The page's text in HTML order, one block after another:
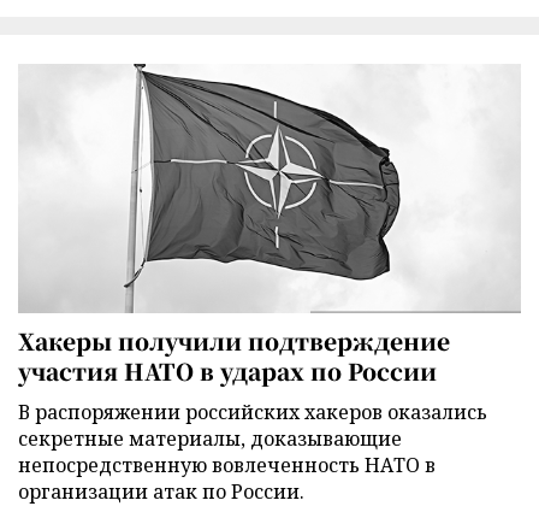
Хакеры получили подтверждение
участия НАТО в ударах по России
В распоряжении российских хакеров оказались
секретные материалы, доказывающие
непосредственную вовлеченность НАТО в
организации атак по России.